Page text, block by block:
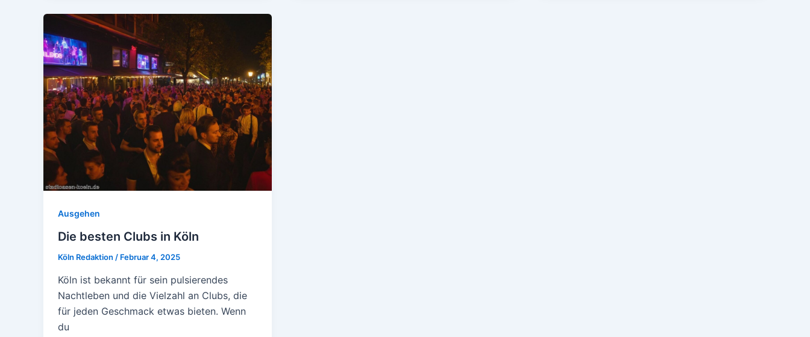
Ausgehen
Die besten Clubs in Köln
Köln Redaktion / Februar 4, 2025
Köln ist bekannt für sein pulsierendes
Nachtleben und die Vielzahl an Clubs, die
für jeden Geschmack etwas bieten. Wenn
du